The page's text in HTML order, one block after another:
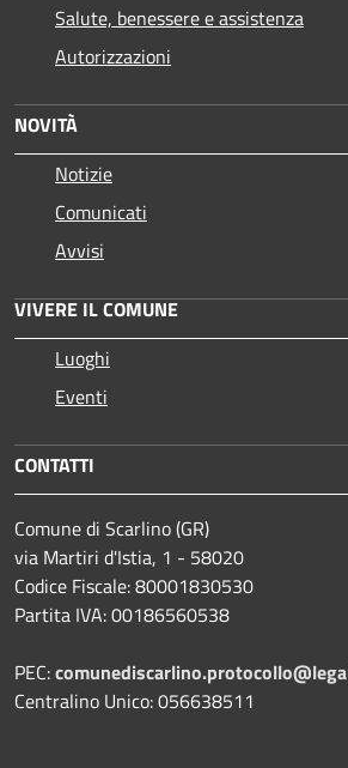
Salute, benessere e assistenza
Autorizzazioni
NOVITÀ
Notizie
Comunicati
Avvisi
VIVERE IL COMUNE
Luoghi
Eventi
CONTATTI
Comune di Scarlino (GR)
via Martiri d'Istia, 1 - 58020
Codice Fiscale: 80001830530
Partita IVA: 00186560538
PEC:
Centralino Unico: 056638511